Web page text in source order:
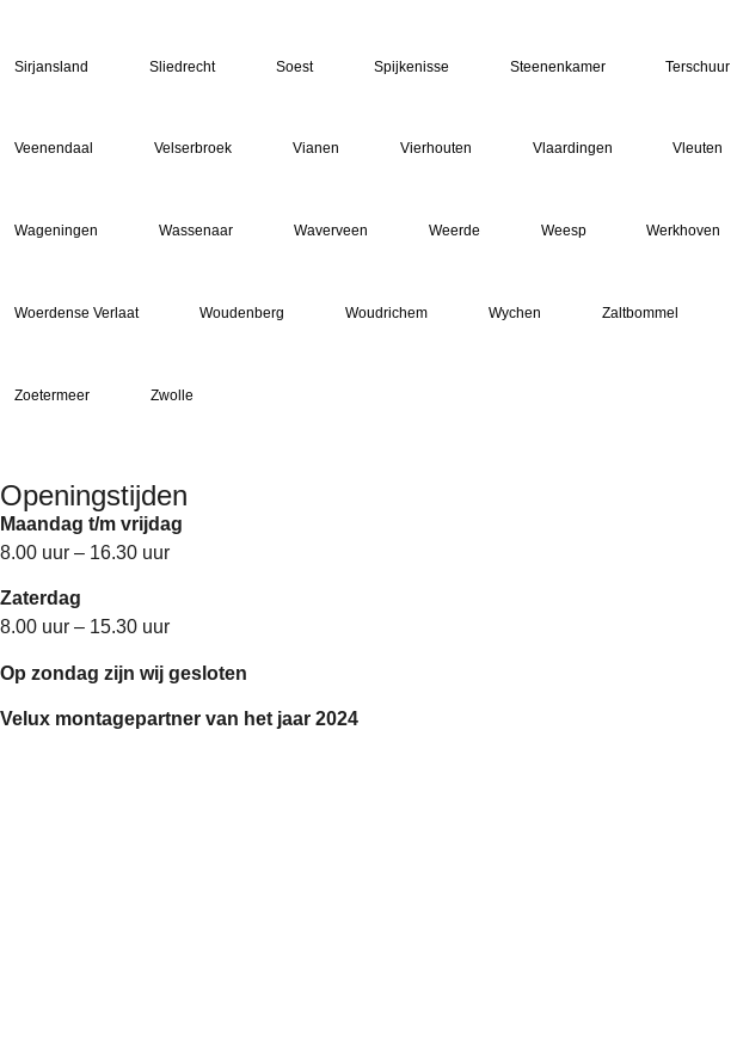
Sirjansland Sliedrecht Soest Spijkenisse Steenenkamer Terschuur
Veenendaal Velserbroek Vianen Vierhouten Vlaardingen Vleuten
Wageningen Wassenaar Waverveen Weerde Weesp Werkhoven
Woerdense Verlaat Woudenberg Woudrichem Wychen Zaltbommel
Zoetermeer Zwolle
Openingstijden
Maandag t/m vrijdag
8.00 uur – 16.30 uur
Zaterdag
8.00 uur – 15.30 uur
Op zondag zijn wij gesloten
Velux montagepartner van het jaar 2024